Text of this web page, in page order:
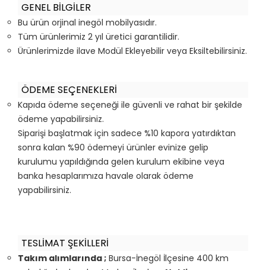
GENEL BİLGİLER
Bu ürün orjinal inegöl mobilyasıdır.
Tüm ürünlerimiz 2 yıl üretici garantilidir.
Ürünlerimizde ilave Modül Ekleyebilir veya Eksiltebilirsiniz.
ÖDEME SEÇENEKLERİ
Kapıda ödeme seçeneği ile güvenli ve rahat bir şekilde
ödeme yapabilirsiniz.
Siparişi başlatmak için sadece %10 kapora yatırdıktan
sonra kalan %90 ödemeyi ürünler evinize gelip
kurulumu yapıldığında gelen kurulum ekibine veya
banka hesaplarımıza havale olarak ödeme
yapabilirsiniz.
TESLİMAT ŞEKİLLERİ
Takım alımlarında ; Bursa-İnegöl İlçesine 400 km